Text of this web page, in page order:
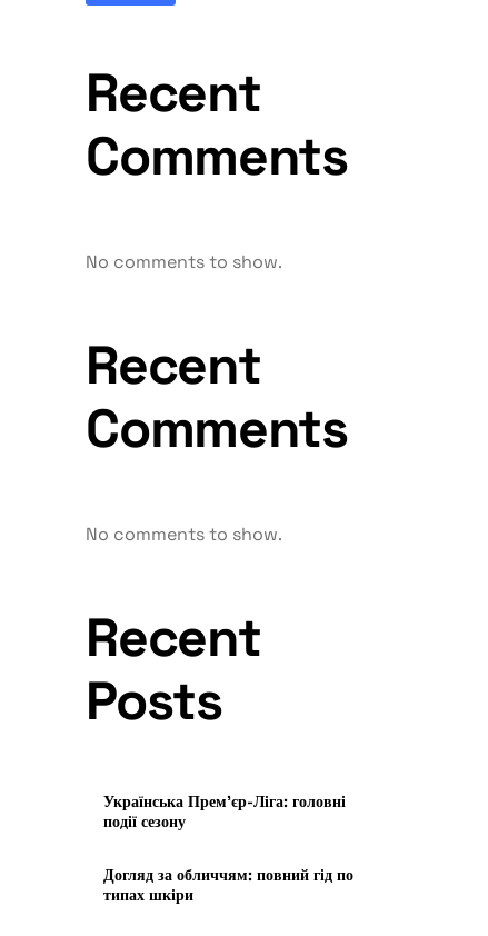
Recent
Comments
No comments to show.
Recent
Comments
No comments to show.
Recent
Posts
Українська Прем’єр-Ліга: головні
події сезону
Догляд за обличчям: повний гід по
типах шкіри